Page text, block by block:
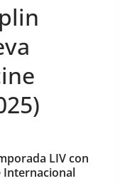
LIV con
Internacional